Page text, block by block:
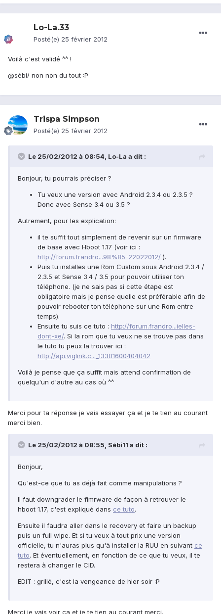
Lo-La.33
Posté(e) 25 février 2012
Voilà c'est validé ^^ !
@sébi/ non non du tout :P
Trispa Simpson
Posté(e) 25 février 2012
Le 25/02/2012 à 08:54, Lo-La a dit :
Bonjour, tu pourrais préciser ?
Tu veux une version avec Android 2.3.4 ou 2.3.5 ?
Donc avec Sense 3.4 ou 3.5 ?
Autrement, pour les explication:
il te suffit tout simplement de revenir sur un firmware
de base avec Hboot 1.17 (voir ici :
http://forum.frandro...98%85-22022012/ ).
Puis tu installes une Rom Custom sous Android 2.3.4 /
2.3.5 et Sense 3.4 / 3.5 pour pouvoir utiliser ton
téléphone. (je ne sais pas si cette étape est
obligatoire mais je pense quelle est préférable afin de
pouvoir rebooter ton téléphone sur une Rom entre
temps).
Ensuite tu suis ce tuto : http://forum.frandro...ielles-
dont-xe/. Si la rom que tu veux ne se trouve pas dans
le tuto tu peux la trouver ici :
http://api.viglink.c..._13301600404042
Voilà je pense que ça suffit mais attend confirmation de
quelqu'un d'autre au cas où ^^
Merci pour ta réponse je vais essayer ça et je te tien au courant
merci bien.
Le 25/02/2012 à 08:55, Sébi11 a dit :
Bonjour,
Qu'est-ce que tu as déjà fait comme manipulations ?
Il faut downgrader le fimrware de façon à retrouver le
hboot 1.17, c'est expliqué dans ce tuto.
Ensuite il faudra aller dans le recovery et faire un backup
puis un full wipe. Et si tu veux à tout prix une version
officielle, tu n'auras plus qu'à installer la RUU en suivant ce
tuto. Et éventuellement, en fonction de ce que tu veux, il te
restera à changer le CID.
EDIT : grillé, c'est la vengeance de hier soir :P
Merci je vais voir ça et je te tien au courant merci.